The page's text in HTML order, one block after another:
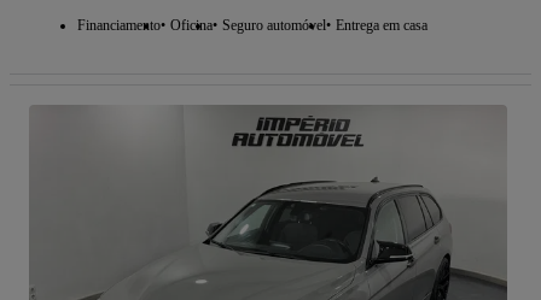
Financiamento Oficina Seguro automóvel Entrega em casa